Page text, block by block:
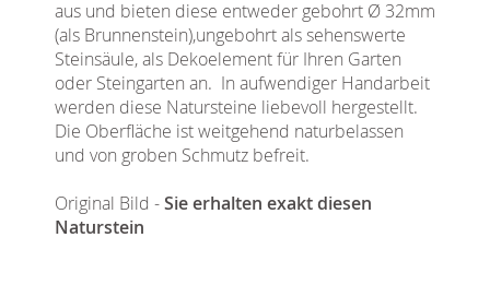
aus und bieten diese entweder gebohrt Ø 32mm
(als Brunnenstein),ungebohrt als sehenswerte
Steinsäule, als Dekoelement für Ihren Garten
oder Steingarten an. In aufwendiger Handarbeit
werden diese Natursteine liebevoll hergestellt.
Die Oberfläche ist weitgehend naturbelassen
und von groben Schmutz befreit.
Original Bild -Sie erhalten exakt diesen
Naturstein